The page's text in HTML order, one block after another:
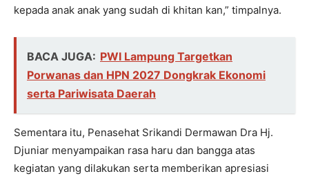
kepada anak anak yang sudah di khitan kan,” timpalnya.
BACA JUGA: PWI Lampung Targetkan
Porwanas dan HPN 2027 Dongkrak Ekonomi
serta Pariwisata Daerah
Sementara itu, Penasehat Srikandi Dermawan Dra Hj.
Djuniar menyampaikan rasa haru dan bangga atas
kegiatan yang dilakukan serta memberikan apresiasi